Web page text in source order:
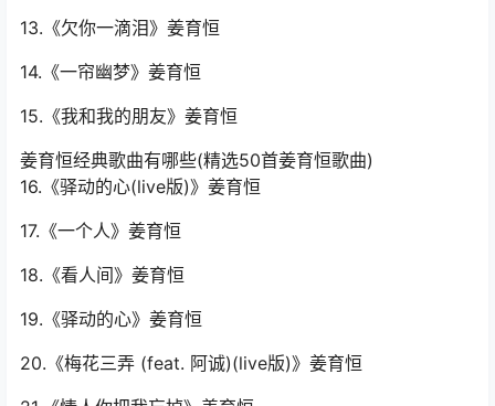
13.《欠你一滴泪》姜育恒
14.《一帘幽梦》姜育恒
15.《我和我的朋友》姜育恒
姜育恒经典歌曲有哪些(精选50首姜育恒歌曲)
16.《驿动的心(live版)》姜育恒
17.《一个人》姜育恒
18.《看人间》姜育恒
19.《驿动的心》姜育恒
20.《梅花三弄 (feat. 阿诚)(live版)》姜育恒